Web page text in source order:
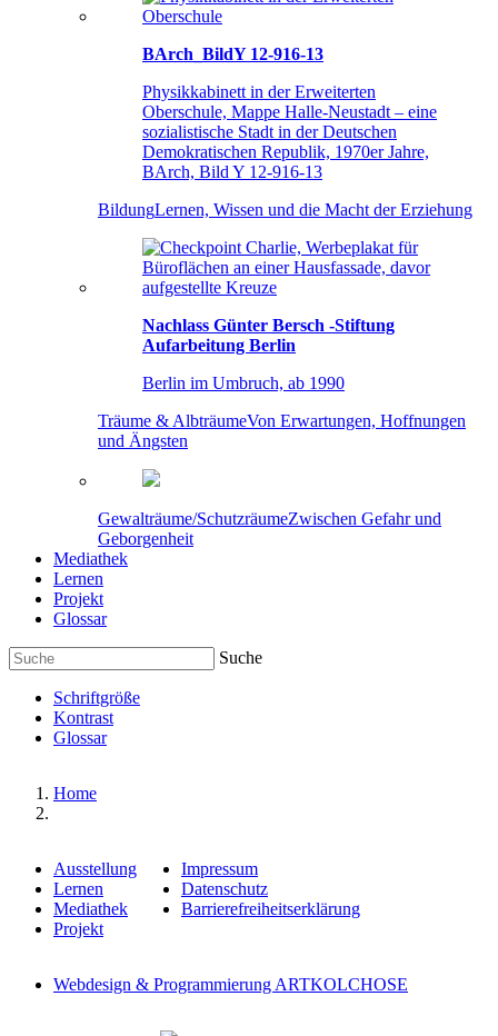
BArch_BildY 12-916-13
Physikkabinett in der Erweiterten
Oberschule, Mappe Halle-Neustadt – eine
sozialistische Stadt in der Deutschen
Demokratischen Republik, 1970er Jahre,
BArch, Bild Y 12-916-13
BildungLernen, Wissen und die Macht der Erziehung
Nachlass Günter Bersch -Stiftung
Aufarbeitung Berlin
Berlin im Umbruch, ab 1990
Träume & AlbträumeVon Erwartungen, Hoffnungen
und Ängsten
Gewalträume/SchutzräumeZwischen Gefahr und
Geborgenheit
Mediathek
Lernen
Projekt
Glossar
Suche
Schriftgröße
Kontrast
Glossar
Home
Ausstellung
Lernen
Mediathek
Projekt
Impressum
Datenschutz
Barrierefreiheitserklärung
Webdesign & Programmierung ARTKOLCHOSE